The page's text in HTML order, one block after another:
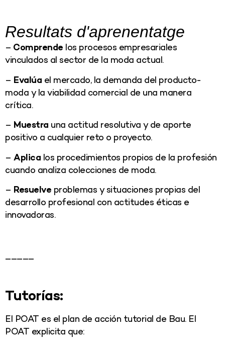
Resultats d'aprenentatge
– Comprende los procesos empresariales
vinculados al sector de la moda actual.
– Evalúa el mercado, la demanda del producto-
moda y la viabilidad comercial de una manera
crítica.
– Muestra una actitud resolutiva y de aporte
positivo a cualquier reto o proyecto.
– Aplica los procedimientos propios de la profesión
cuando analiza colecciones de moda.
– Resuelve problemas y situaciones propias del
desarrollo profesional con actitudes éticas e
innovadoras.
Tutorías:
El POAT es el plan de acción tutorial de Bau. El
POAT explicita que: